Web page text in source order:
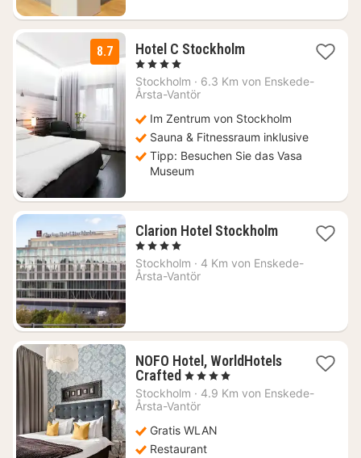
8.7 Hotel C Stockholm1
ab
, 4 Sterne
Stockholm · 6.3 Km von Enskede-
Årsta-Vantör
Im Zentrum von Stockholm
Sauna & Fitnessraum inklusive
Tipp: Besuchen Sie das Vasa
Museum
Clarion Hotel Stockholm1
ab
, 4 Sterne
Stockholm · 4 Km von Enskede-
Årsta-Vantör
NOFO Hotel, WorldHotels
Crafted 1
Nacht
ab
€
, 4 Sterne
Stockholm · 4.9 Km von Enskede-
Årsta-Vantör
Gratis WLAN
Restaurant